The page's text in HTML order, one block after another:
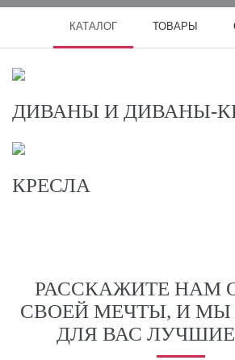
КАТАЛОГ ТОВАРЫ
ДИВАНЫ И ДИВАНЫ-
КРЕСЛА
РАССКАЖИТЕ НАМ
СВОЕЙ МЕЧТЫ, И МЫ
ДЛЯ ВАС